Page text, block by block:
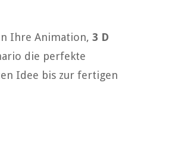
Ihre Animation, 3 D
die perfekte
Idee bis zur fertigen